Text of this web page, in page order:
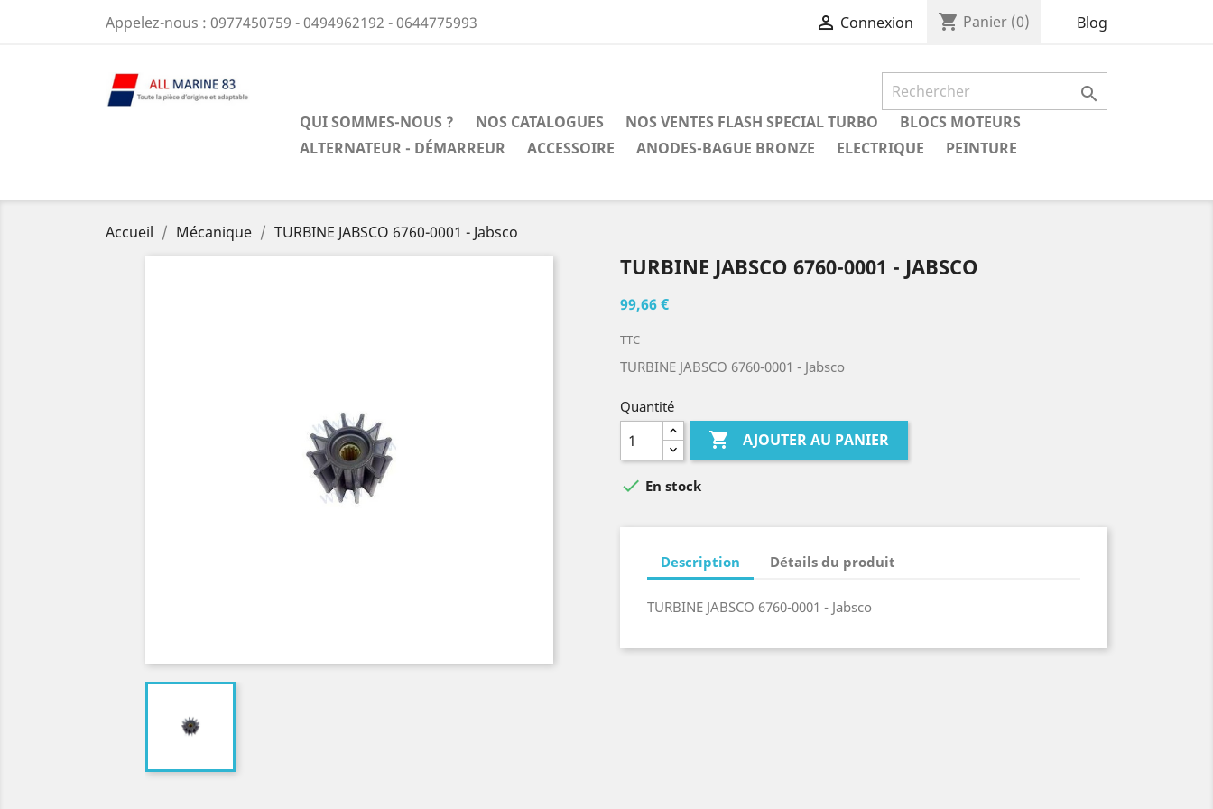
Appelez-nous : 0977450759 - 0494962192 - 0644775993  Connexion shopping_cart Panier (0) Blog

QUI SOMMES-NOUS ? NOS CATALOGUES NOS VENTES FLASH SPECIAL TURBO
BLOCS MOTEURS
ALTERNATEUR - DÉMARREUR
ACCESSOIRE ANODES-BAGUE BRONZE ELECTRIQUE PEINTURE
Accueil Mécanique TURBINE JABSCO 6760-0001 - Jabsco
TURBINE JABSCO 6760-0001 - JABSCO
99,66 €
TTC
TURBINE JABSCO 6760-0001 - Jabsco
Quantité
 AJOUTER AU PANIER
 En stock
Description Détails du produit
TURBINE JABSCO 6760-0001 - Jabsco